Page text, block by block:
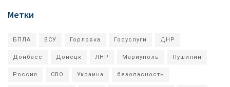
Метки
БПЛА ВСУ Горловка Госуслуги ДНР
Донбасс Донецк ЛНР Мариуполь Пушилин
Россия СВО Украина безопасность